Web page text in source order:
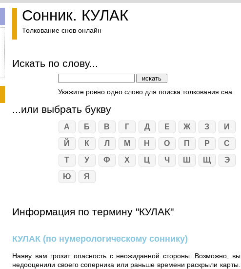
Сонник. КУЛАК
Толкование снов онлайн
Искать по слову...
Укажите ровно одно слово для поиска толкования сна.
...или выбрать букву
А Б В Г Д Е Ж З
И
Й
К Л М Н О П Р
С
Т
У Ф Х Ц Ч Ш Щ
Э
Ю
Я
Информация по термину "КУЛАК"
КУЛАК (по нумерологическому соннику)
Наяву вам грозит опасность с неожиданной стороны. Возможно, вы
недооценили своего соперника или раньше времени раскрыли карты.